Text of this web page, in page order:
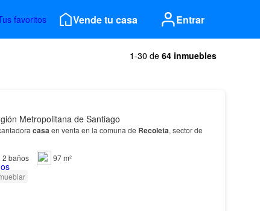
favoritos Vende tu casa Entrar
1-30 de 64 inmuebles
Metropolitana de Santiago
casaen venta en la comuna de Recoleta, sector de
2 baños
97 m²